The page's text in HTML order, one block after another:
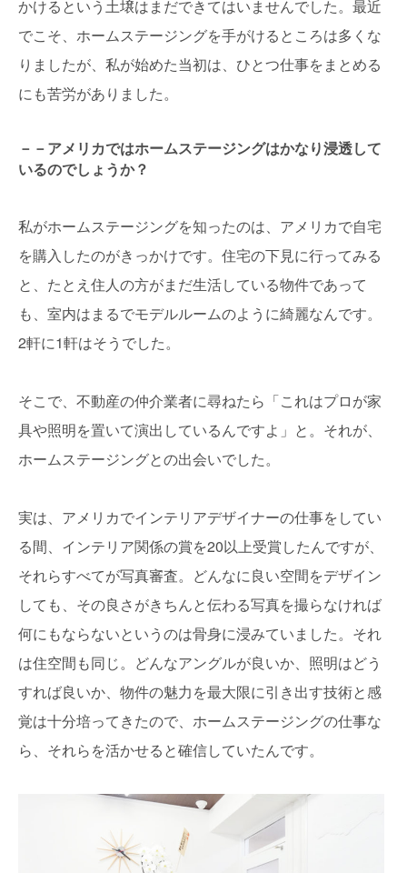
かけるという土壌はまだできてはいませんでした。最近
でこそ、ホームステージングを手がけるところは多くな
りましたが、私が始めた当初は、ひとつ仕事をまとめる
にも苦労がありました。
－－アメリカではホームステージングはかなり浸透して
いるのでしょうか？
私がホームステージングを知ったのは、アメリカで自宅
を購入したのがきっかけです。住宅の下見に行ってみる
と、たとえ住人の方がまだ生活している物件であって
も、室内はまるでモデルルームのように綺麗なんです。
2軒に1軒はそうでした。
そこで、不動産の仲介業者に尋ねたら「これはプロが家
具や照明を置いて演出しているんですよ」と。それが、
ホームステージングとの出会いでした。
実は、アメリカでインテリアデザイナーの仕事をしてい
る間、インテリア関係の賞を20以上受賞したんですが、
それらすべてが写真審査。どんなに良い空間をデザイン
しても、その良さがきちんと伝わる写真を撮らなければ
何にもならないというのは骨身に浸みていました。それ
は住空間も同じ。どんなアングルが良いか、照明はどう
すれば良いか、物件の魅力を最大限に引き出す技術と感
覚は十分培ってきたので、ホームステージングの仕事な
ら、それらを活かせると確信していたんです。